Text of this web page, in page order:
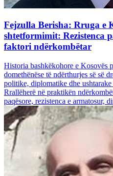
Fejzulla Berisha: Rruga e
shtetformimit: Rezistenca
faktori ndërkombëtar
Historia bashkëkohore e Kosovës
domethënëse të ndërthurjes së së
politike, diplomatike dhe
Rrallëherë në praktikën
paqësore, rezistenca e armatosur,